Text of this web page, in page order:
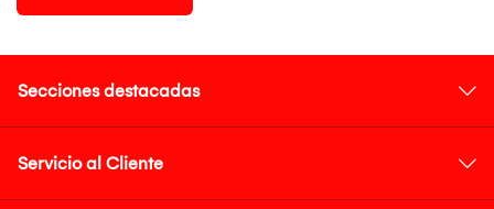
Secciones destacadas
Servicio al Cliente